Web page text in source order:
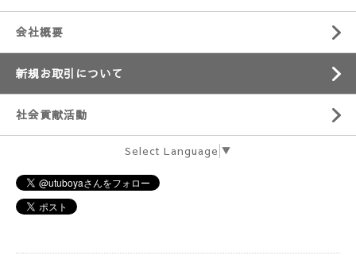
会社概要
新規お取引について
社会貢献活動
Select Language ▼